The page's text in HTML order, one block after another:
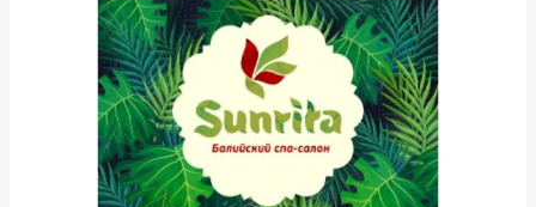
Балийский СПА-салон Sunrita
от5 000 ₽
Добавить в вишлист